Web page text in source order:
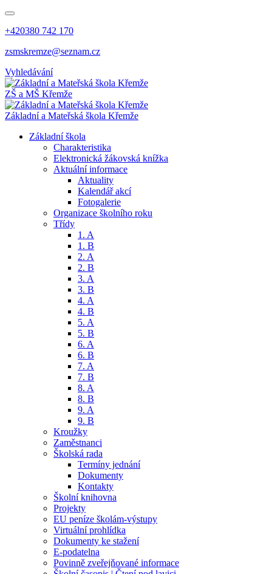
+420380 742 170
zsmskremze@seznam.cz
Vyhledávání
ZŠ a MŠ Křemže
Základní a Mateřská škola Křemže
Základní škola
Charakteristika
Elektronická žákovská knížka
Aktuální informace
Aktuality
Kalendář akcí
Fotogalerie
Organizace školního roku
Třídy
1. A
1. B
2. A
2. B
3. A
3. B
4. A
4. B
5. A
5. B
6. A
6. B
7. A
7. B
8. A
8. B
9. A
9. B
Kroužky
Zaměstnanci
Školská rada
Termíny jednání
Dokumenty
Kontakty
Školní knihovna
Projekty
EU peníze školám-výstupy
Virtuální prohlídka
Dokumenty ke stažení
E-podatelna
Povinně zveřejňované informace